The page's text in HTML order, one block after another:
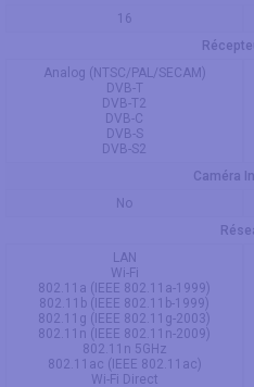
16
Analog (NTSC/PAL/SECAM)
DVB-T
DVB-T2
DVB-C
DVB-S
DVB-S2
Caméra
No
LAN
Wi-Fi
802.11a (IEEE 802.11a-1999)
802.11b (IEEE 802.11b-1999)
802.11g (IEEE 802.11g-2003)
802.11n (IEEE 802.11n-2009)
802.11n 5GHz
802.11ac (IEEE 802.11ac)
Wi-Fi Direct